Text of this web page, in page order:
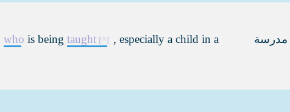
مدرسة who is being taught
, especially a child in a